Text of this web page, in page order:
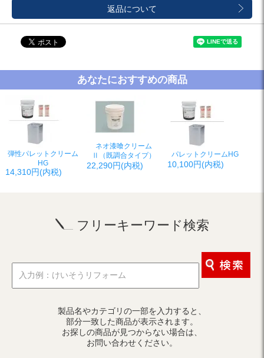
返品について
あなたにおすすめの商品
弾性パレットクリーム
HG
14,310円(内税)
ネオ漆喰クリーム
Ⅱ（既調合タイプ）
22,290円(内税)
パレットクリームHG
10,100円(内税)
フリーキーワード検索
製品名やカテゴリの一部を入力すると、
部分一致した商品が表示されます。
お探しの商品が見つからない場合は、
お問い合わせください。